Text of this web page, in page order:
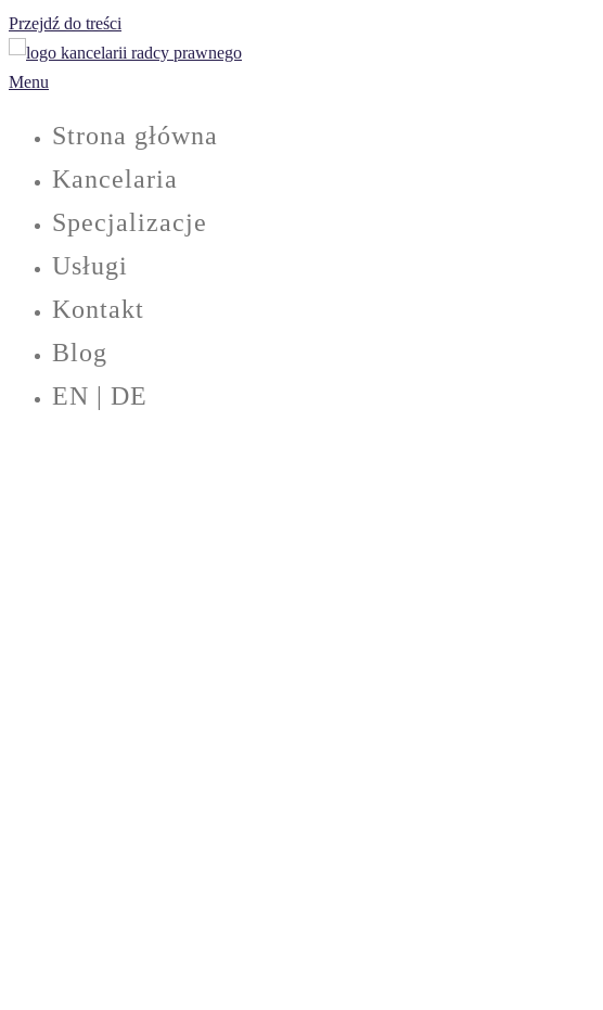
Przejdź do treści
Menu
Strona główna
Kancelaria
Specjalizacje
Usługi
Kontakt
Blog
EN | DE